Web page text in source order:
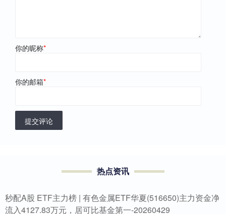
你的昵称*
你的邮箱*
提交评论
热点资讯
秒配A股 ETF主力榜 | 有色金属ETF华夏(516650)主力资金净
流入4127.83万元，居可比基金第一-20260429